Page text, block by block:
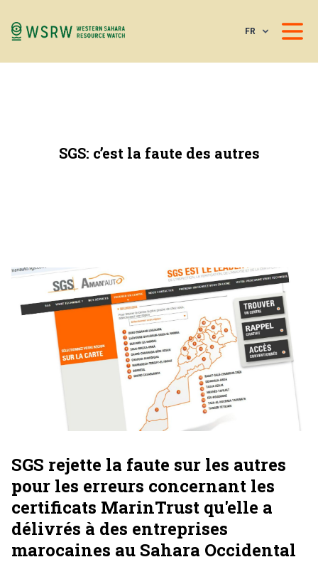
FR
SGS: c’est la faute des autres
SGS rejette la faute sur les autres
pour les erreurs concernant les
certificats MarinTrust qu'elle a
délivrés à des entreprises
marocaines au Sahara Occidental